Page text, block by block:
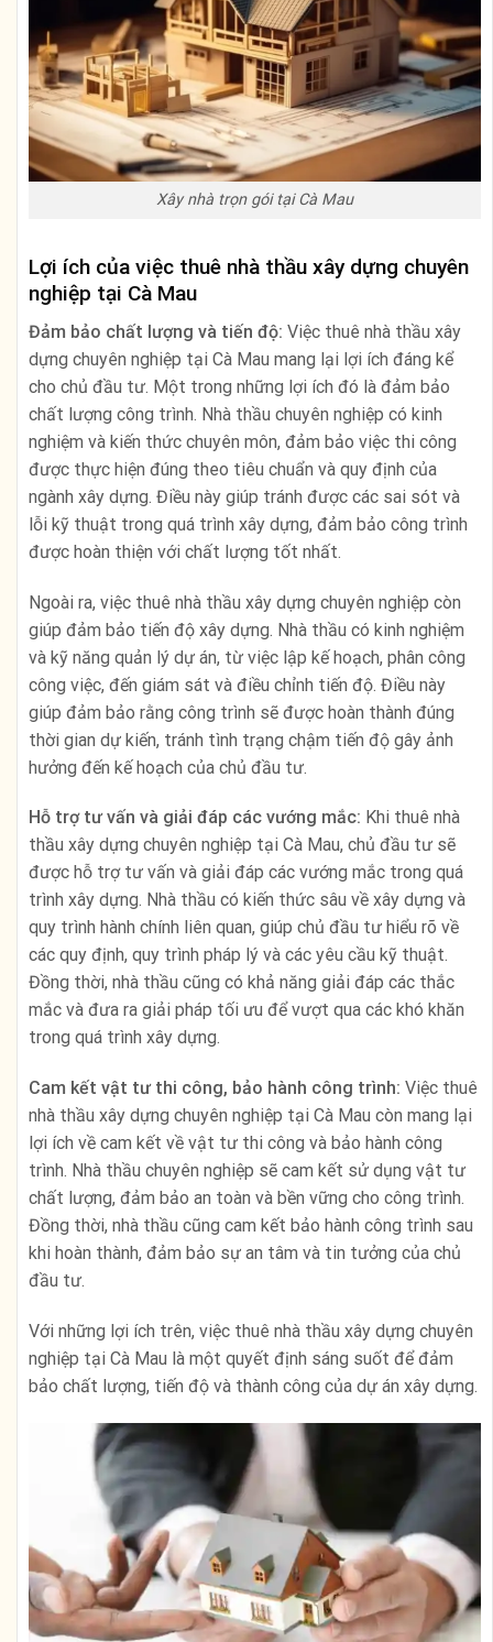
Xây nhà trọn gói tại Cà Mau
Lợi ích của việc thuê nhà thầu xây dựng chuyên
nghiệp tại Cà Mau
Đảm bảo chất lượng và tiến độ: Việc thuê nhà thầu xây
dựng chuyên nghiệp tại Cà Mau mang lại lợi ích đáng kể
cho chủ đầu tư. Một trong những lợi ích đó là đảm bảo
chất lượng công trình. Nhà thầu chuyên nghiệp có kinh
nghiệm và kiến thức chuyên môn, đảm bảo việc thi công
được thực hiện đúng theo tiêu chuẩn và quy định của
ngành xây dựng. Điều này giúp tránh được các sai sót và
lỗi kỹ thuật trong quá trình xây dựng, đảm bảo công trình
được hoàn thiện với chất lượng tốt nhất.
Ngoài ra, việc thuê nhà thầu xây dựng chuyên nghiệp còn
giúp đảm bảo tiến độ xây dựng. Nhà thầu có kinh nghiệm
và kỹ năng quản lý dự án, từ việc lập kế hoạch, phân công
công việc, đến giám sát và điều chỉnh tiến độ. Điều này
giúp đảm bảo rằng công trình sẽ được hoàn thành đúng
thời gian dự kiến, tránh tình trạng chậm tiến độ gây ảnh
hưởng đến kế hoạch của chủ đầu tư.
Hỗ trợ tư vấn và giải đáp các vướng mắc: Khi thuê nhà
thầu xây dựng chuyên nghiệp tại Cà Mau, chủ đầu tư sẽ
được hỗ trợ tư vấn và giải đáp các vướng mắc trong quá
trình xây dựng. Nhà thầu có kiến thức sâu về xây dựng và
quy trình hành chính liên quan, giúp chủ đầu tư hiểu rõ về
các quy định, quy trình pháp lý và các yêu cầu kỹ thuật.
Đồng thời, nhà thầu cũng có khả năng giải đáp các thắc
mắc và đưa ra giải pháp tối ưu để vượt qua các khó khăn
trong quá trình xây dựng.
Cam kết vật tư thi công, bảo hành công trình: Việc thuê
nhà thầu xây dựng chuyên nghiệp tại Cà Mau còn mang lại
lợi ích về cam kết về vật tư thi công và bảo hành công
trình. Nhà thầu chuyên nghiệp sẽ cam kết sử dụng vật tư
chất lượng, đảm bảo an toàn và bền vững cho công trình.
Đồng thời, nhà thầu cũng cam kết bảo hành công trình sau
khi hoàn thành, đảm bảo sự an tâm và tin tưởng của chủ
đầu tư.
Với những lợi ích trên, việc thuê nhà thầu xây dựng chuyên
nghiệp tại Cà Mau là một quyết định sáng suốt để đảm
bảo chất lượng, tiến độ và thành công của dự án xây dựng.